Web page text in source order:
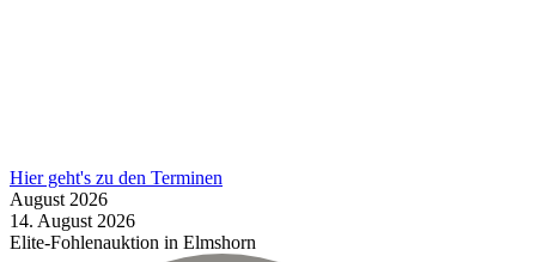
Hier geht's zu den Terminen
August 2026
14. August 2026
Elite-Fohlenauktion in Elmshorn